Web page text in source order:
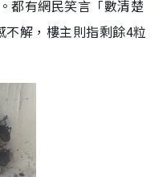
都有網民笑言「數清楚
解，樓主則指剩餘4粒